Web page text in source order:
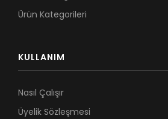
Ürün Kategorileri
KULLANIM
Nasıl Çalışır
Üyelik Sözleşmesi